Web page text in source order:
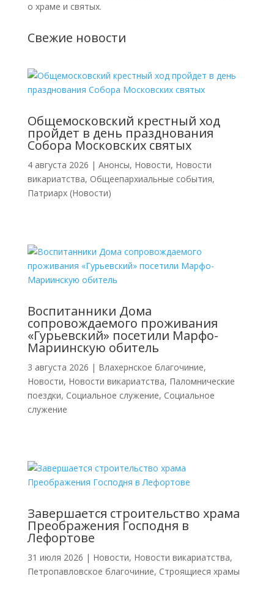
о храме и святых.
Свежие новости
Общемосковский крестный ход
пройдет в день празднования
Собора Московских святых
4 августа 2026 | Анонсы, Новости, Новости
викариатства, Общеепархиальные события,
Патриарх (Новости)
Воспитанники Дома
сопровождаемого проживания
«Гурьевский» посетили Марфо-
Мариинскую обитель
3 августа 2026 | Влахернское благочиние,
Новости, Новости викариатства, Паломнические
поездки, Социальное служение, Социальное
служение
Завершается строительство храма
Преображения Господня в
Лефортове
31 июля 2026 | Новости, Новости викариатства,
Петропавловское благочиние, Строящиеся храмы